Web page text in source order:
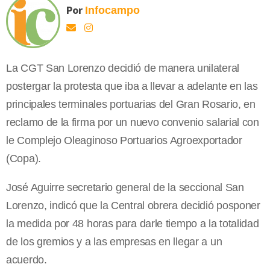
Por Infocampo
La CGT San Lorenzo decidió de manera unilateral
postergar la protesta que iba a llevar a adelante en las
principales terminales portuarias del Gran Rosario, en
reclamo de la firma por un nuevo convenio salarial con
le Complejo Oleaginoso Portuarios Agroexportador
(Copa).
José Aguirre secretario general de la seccional San
Lorenzo, indicó que la Central obrera decidió posponer
la medida por 48 horas para darle tiempo a la totalidad
de los gremios y a las empresas en llegar a un
acuerdo.